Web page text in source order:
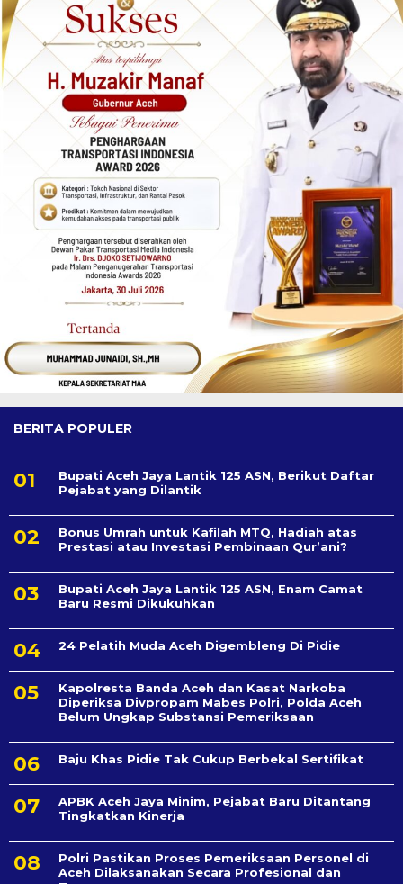
BERITA POPULER
Bupati Aceh Jaya Lantik 125 ASN, Berikut Daftar
Pejabat yang Dilantik
Bonus Umrah untuk Kafilah MTQ, Hadiah atas
Prestasi atau Investasi Pembinaan Qur’ani?
Bupati Aceh Jaya Lantik 125 ASN, Enam Camat
Baru Resmi Dikukuhkan
24 Pelatih Muda Aceh Digembleng Di Pidie
Kapolresta Banda Aceh dan Kasat Narkoba
Diperiksa Divpropam Mabes Polri, Polda Aceh
Belum Ungkap Substansi Pemeriksaan
Baju Khas Pidie Tak Cukup Berbekal Sertifikat
APBK Aceh Jaya Minim, Pejabat Baru Ditantang
Tingkatkan Kinerja
Polri Pastikan Proses Pemeriksaan Personel di
Aceh Dilaksanakan Secara Profesional dan